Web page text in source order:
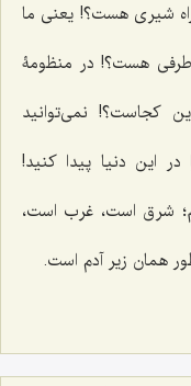
شیری هست؟! یعنی ما
هست؟! در منظومۀ
کجاست؟! نمی‌توانید
این دنیا پیدا کنید!
شرق است، غرب است،
همان زیر آدم است.